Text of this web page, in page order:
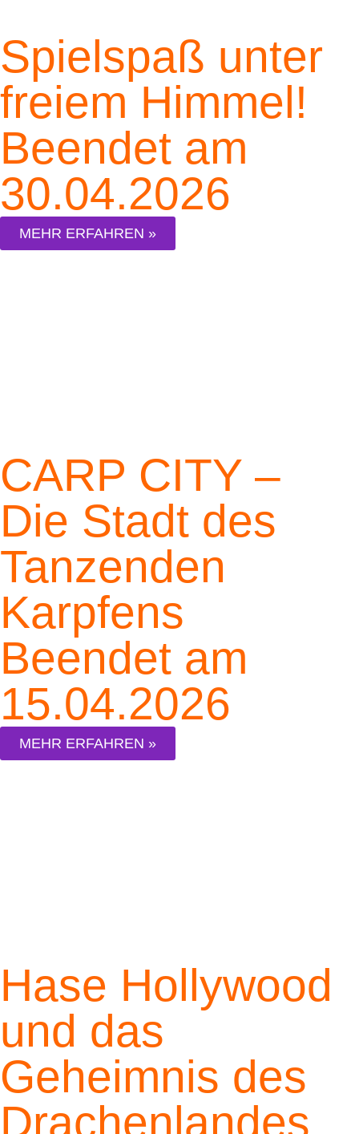
Spielspaß unter
freiem Himmel!
Beendet am
30.04.2026
MEHR ERFAHREN »
CARP CITY –
Die Stadt des
Tanzenden
Karpfens
Beendet am
15.04.2026
MEHR ERFAHREN »
Hase Hollywood
und das
Geheimnis des
Drachenlandes